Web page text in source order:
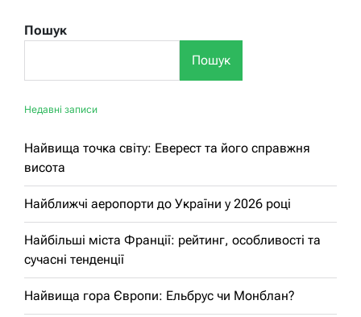
Пошук
Пошук
Недавні записи
Найвища точка світу: Еверест та його справжня
висота
Найближчі аеропорти до України у 2026 році
Найбільші міста Франції: рейтинг, особливості та
сучасні тенденції
Найвища гора Європи: Ельбрус чи Монблан?